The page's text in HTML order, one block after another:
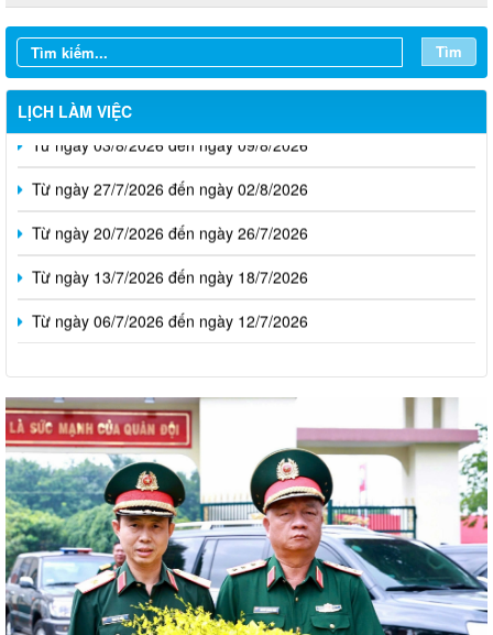
Tìm
LỊCH LÀM VIỆC
Từ ngày 03/8/2026 đến ngày 09/8/2026
Từ ngày 27/7/2026 đến ngày 02/8/2026
Từ ngày 20/7/2026 đến ngày 26/7/2026
Từ ngày 13/7/2026 đến ngày 18/7/2026
Từ ngày 06/7/2026 đến ngày 12/7/2026